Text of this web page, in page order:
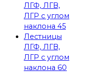
ЛГФ, ЛГВ,
ЛГР с углом
наклона 45
Лестницы
ЛГФ, ЛГВ,
ЛГР с углом
наклона 60